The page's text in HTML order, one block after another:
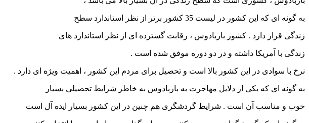
به گونه ای که این کشور در لیست 35 کشور برتر از نظر استاندارد سطح
زندگی قرار دارد . کشور باربادوس ، رقابت گسترده ای از نظر استاندارد های
زندگی با آمریکا داشته و در دو دوره موفق شده است .
نرخ با سوادی در این کشور بالا است و تحصیل برای مردم این کشور ، اهمیت ویژه ای دارد .
به گونه ای که یکی از دلایل مهاجرت به باربادوس به خاطر شرایط تحصیلی بسیار
خوب و مناسب آن است . شرایط گردشگری هم چنین در این کشور بسیار ایده آل است